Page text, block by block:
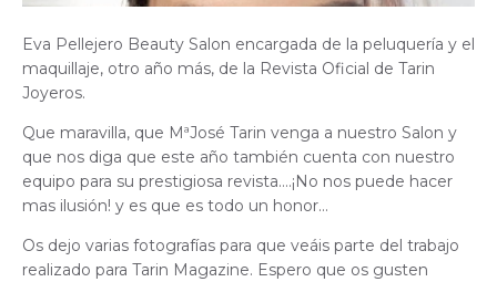
Eva Pellejero Beauty Salon encargada de la peluquería y el
maquillaje, otro año más, de la Revista Oficial de Tarin
Joyeros.
Que maravilla, que MªJosé Tarin venga a nuestro Salon y
que nos diga que este año también cuenta con nuestro
equipo para su prestigiosa revista….¡No nos puede hacer
mas ilusión! y es que es todo un honor…
Os dejo varias fotografías para que veáis parte del trabajo
realizado para Tarin Magazine. Espero que os gusten